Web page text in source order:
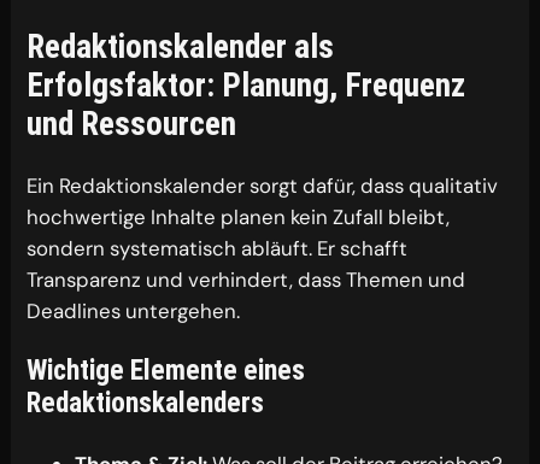
Redaktionskalender als
Erfolgsfaktor: Planung, Frequenz
und Ressourcen
Ein Redaktionskalender sorgt dafür, dass qualitativ
hochwertige Inhalte planen kein Zufall bleibt,
sondern systematisch abläuft. Er schafft
Transparenz und verhindert, dass Themen und
Deadlines untergehen.
Wichtige Elemente eines
Redaktionskalenders